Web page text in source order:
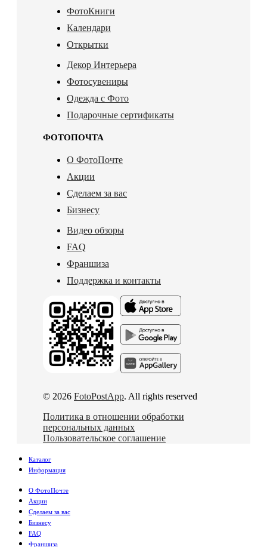
ФотоКниги
Календари
Открытки
Декор Интерьера
Фотосувениры
Одежда с Фото
Подарочные сертификаты
ФОТОПОЧТА
О ФотоПочте
Акции
Сделаем за вас
Бизнесу
Видео обзоры
FAQ
Франшиза
Поддержка и контакты
© 2026 FotoPostApp. All rights reserved
Политика в отношении обработки
персональных данных
Пользовательское соглашение
Каталог
Информация
О ФотоПочте
Акции
Сделаем за вас
Бизнесу
FAQ
Франшиза